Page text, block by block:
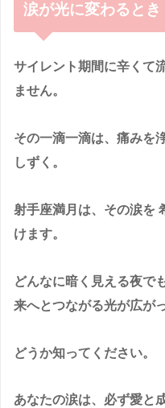
涙が光に変わるとき
サイレント期間に辛くて
ません。
その一滴一滴は、痛みを
しずく。
射手座満月は、その涙を
けます。
どんなに暗く見える夜で
来へとつながる光が広が
どうか知ってください。
あなたの涙は、必ず愛と